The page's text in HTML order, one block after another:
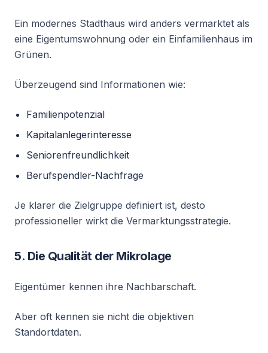
Ein modernes Stadthaus wird anders vermarktet als
eine Eigentumswohnung oder ein Einfamilienhaus im
Grünen.
Überzeugend sind Informationen wie:
Familienpotenzial
Kapitalanlegerinteresse
Seniorenfreundlichkeit
Berufspendler-Nachfrage
Je klarer die Zielgruppe definiert ist, desto
professioneller wirkt die Vermarktungsstrategie.
5. Die Qualität der Mikrolage
Eigentümer kennen ihre Nachbarschaft.
Aber oft kennen sie nicht die objektiven
Standortdaten.